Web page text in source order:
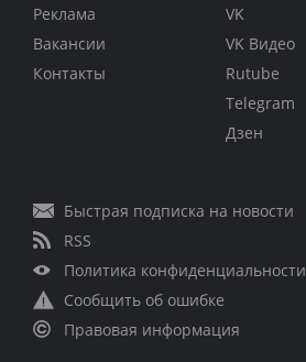
Реклама
Вакансии
Контакты
VK
VK Видео
Rutube
Telegram
Дзен
Быстрая подписка на новости
RSS
Политика конфиденциальности
Сообщить об ошибке
Правовая информация